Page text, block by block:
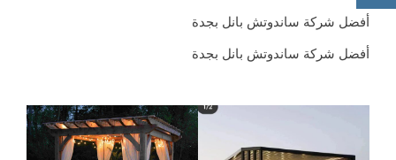
أفضل شركة ساندوتش بانل بجدة
أفضل شركة ساندوتش بانل بجدة